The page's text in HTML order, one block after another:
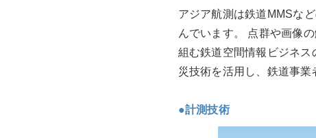
アジア航測は鉄道MMSな
んでいます。 点群や画像
組む鉄道空間情報ビジネ
災技術を活用し、鉄道事
●計測技術